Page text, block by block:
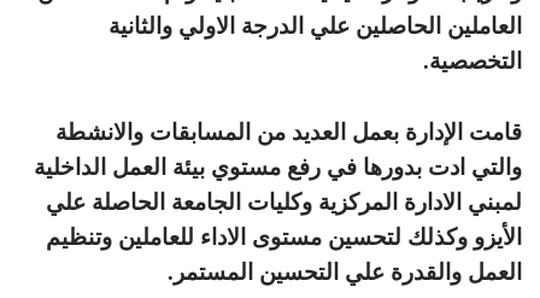
العاملين الحاصلين علي الدرجة الاولي والثانية
التخصصية.
قامت الإدارة بعمل العديد من المسابقات والانشطة
والتي ادت بدورها في رفع مستوي بيئة العمل الداخلية
لمبني الادارة المركزية وكليات الجامعة الحاصلة علي
الأيزو وكذلك لتحسين مستوى الاداء للعاملين وتنظيم
العمل والقدرة علي التحسين المستمر.